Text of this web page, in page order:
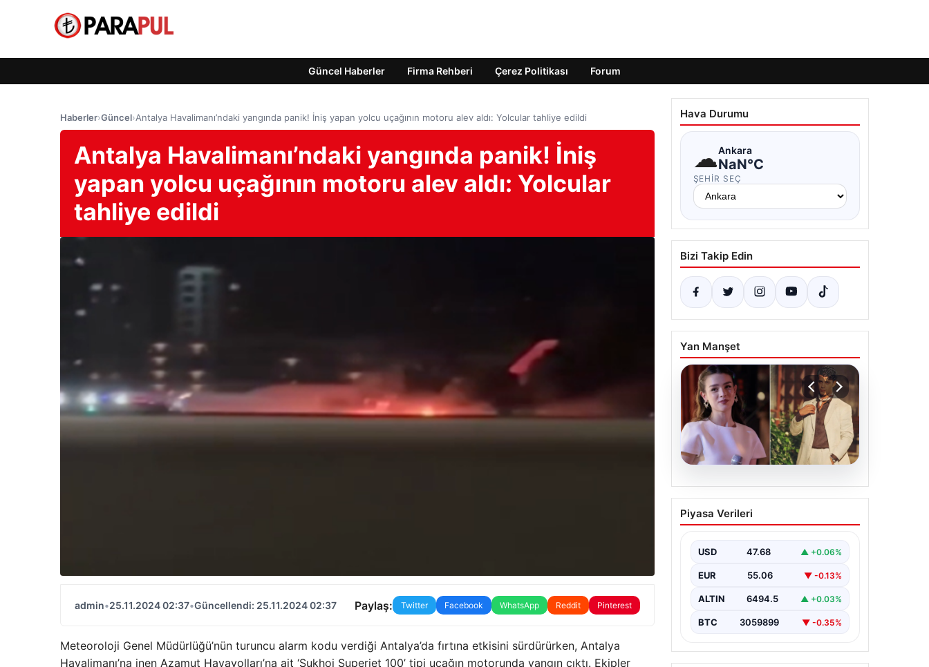
Güncel Haberler Firma Rehberi Çerez Politikası Forum
Haberler›Güncel›Antalya Havalimanı’ndaki yangında panik! İniş yapan yolcu uçağının motoru alev aldı: Yolcular tahliye edildi
Antalya Havalimanı’ndaki yangında panik! İniş
yapan yolcu uçağının motoru alev aldı: Yolcular
tahliye edildi
admin•25.11.2024 02:37•Güncellendi: 25.11.2024 02:37 Paylaş: Twitter Facebook WhatsApp Reddit Pinterest
Meteoroloji Genel Müdürlüğü’nün turuncu alarm kodu verdiği Antalya’da fırtına etkisini sürdürürken, Antalya
Havalimanı’na inen Azamut Havayolları’na ait ‘Sukhoi Superjet 100’ tipi uçağın motorunda yangın çıktı. Ekipler
Hava Durumu
☁Ankara
NaN°C
ŞEHIR SEÇ
Bizi Takip Edin
Yan Manşet
05.08.2026
‘Yeraltı’ dizisinde şok
olay! Babası suç
‘Kızımla reşit olmadığı
halde…’
Piyasa Verileri
USD 47.68 ▲ +0.06%
EUR 55.06 ▼ -0.13%
ALTIN 6494.5 ▲ +0.03%
BTC 3059899 ▼ -0.35%